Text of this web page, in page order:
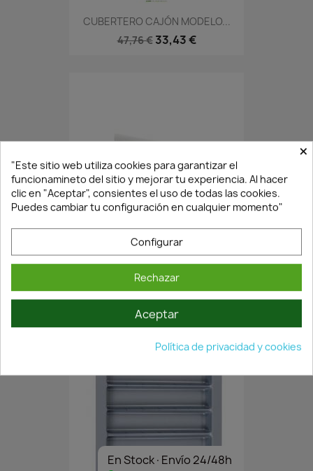
CUBERTERO CAJÓN MODELO...
47,76 € 33,43 €
En Stock·Envío 24/48h
JUEGO SEPARADORES...
1,91 € 1,34 €
En Stock·Envío 24/48h
×
"Este sitio web utiliza cookies para garantizar el
funcionamineto del sitio y mejorar tu experiencia. Al hacer
clic en "Aceptar", consientes el uso de todas las cookies.
Puedes cambiar tu configuración en cualquier momento"
Configurar
Rechazar
Aceptar
Política de privacidad y cookies